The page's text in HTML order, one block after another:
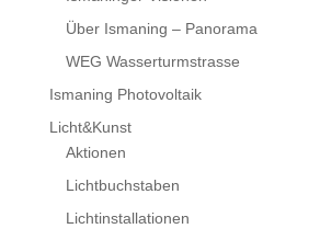
Über Ismaning – Panorama
WEG Wasserturmstrasse
Ismaning Photovoltaik
Licht&Kunst
Aktionen
Lichtbuchstaben
Lichtinstallationen